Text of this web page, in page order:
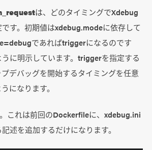
は、どのタイミングでXdebug
す。初期値はxdebug.modeに依存して
であればtriggerになるのです
に明示しています。triggerを指定する
デバッグを開始するタイミングを任意
になります。
これは前回のDockerfileに、xdebug.ini
述を追加するだけになります。